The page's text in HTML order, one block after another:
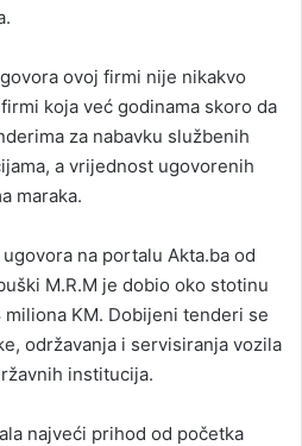
ovoj firmi nije nikakvo
koja već godinama skoro da
za nabavku službenih
a vrijednost ugovorenih
maraka.
na portalu Akta.ba od
M.R.M je dobio oko stotinu
KM. Dobijeni tenderi se
održavanja i servisiranja vozila
institucija.
najveći prihod od početka